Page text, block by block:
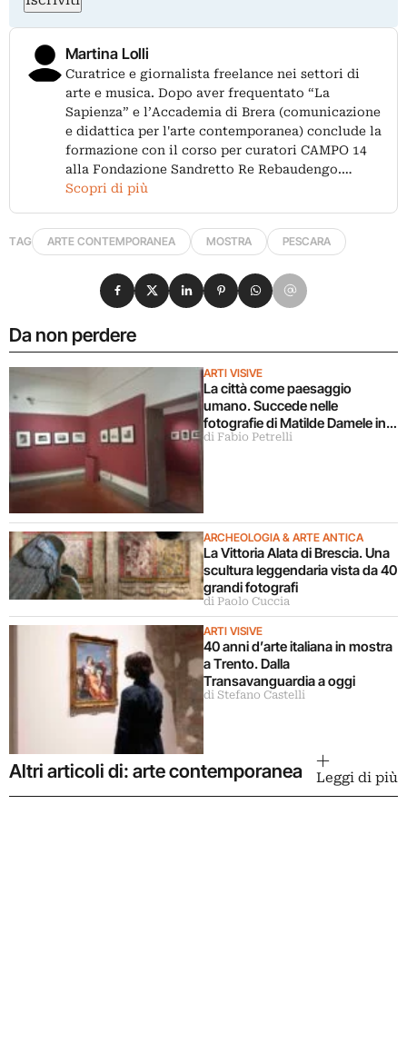
Martina Lolli
Curatrice e giornalista freelance nei settori di
arte e musica. Dopo aver frequentato “La
Sapienza” e l’Accademia di Brera (comunicazione
e didattica per l'arte contemporanea) conclude la
formazione con il corso per curatori CAMPO 14
alla Fondazione Sandretto Re Rebaudengo.…
Scopri di più
TAG ARTE CONTEMPORANEA MOSTRA PESCARA
Da non perdere
ARTI VISIVE
La città come paesaggio
umano. Succede nelle
fotografie di Matilde Damele in
mostra a Roma
di Fabio Petrelli
ARCHEOLOGIA & ARTE ANTICA
La Vittoria Alata di Brescia. Una
scultura leggendaria vista da 40
grandi fotografi
di Paolo Cuccia
ARTI VISIVE
40 anni d’arte italiana in mostra
a Trento. Dalla
Transavanguardia a oggi
di Stefano Castelli
Condividi su Facebook
Condividi su X
Condividi su LinkedIn
Condividi su Pinterest
Condividi su WhatsApp
Condividi su Email
Altri articoli di: arte contemporanea Leggi di più